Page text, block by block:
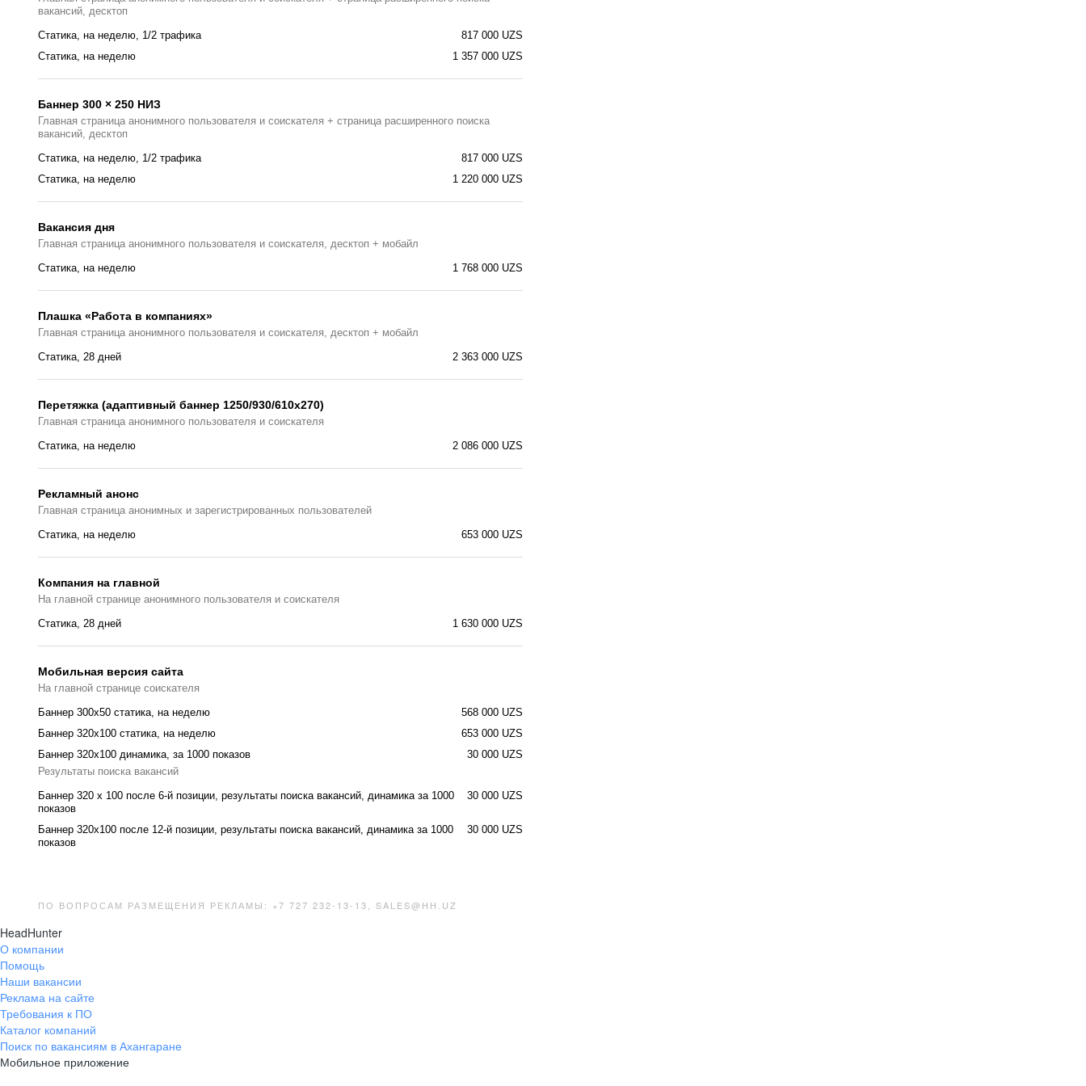
вакансий, десктоп
817 000 UZS
Статика, на неделю, 1/2 трафика
1 357 000 UZS
Статика, на неделю
Баннер 300 × 250 НИЗ
Главная страница анонимного пользователя и соискателя + страница расширенного поиска
вакансий, десктоп
817 000 UZS
Статика, на неделю, 1/2 трафика
1 220 000 UZS
Статика, на неделю
Вакансия дня
Главная страницa анонимного пользователя и соискателя, десктоп + мобайл
1 768 000 UZS
Статика, на неделю
Плашка «Работа в компаниях»
Главная страницa анонимного пользователя и соискателя, десктоп + мобайл
2 363 000 UZS
Статика, 28 дней
Перетяжка (адаптивный баннер 1250/930/610х270)
Главная страницa анонимного пользователя и соискателя
2 086 000 UZS
Статика, на неделю
Рекламный анонс
Главная страница анонимных и зарегистрированных пользователей
653 000 UZS
Статика, на неделю
Компания на главной
На главной странице анонимного пользователя и соискателя
1 630 000 UZS
Статика, 28 дней
Мобильная версия сайта
На главной странице соискателя
568 000 UZS
Баннер 300x50 статика, на неделю
653 000 UZS
Баннер 320x100 cтатика, на неделю
30 000 UZS
Баннер 320x100 динамика, за 1000 показов
Результаты поиска вакансий
30 000 UZS
Баннер 320 x 100 после 6-й позиции, результаты поиска вакансий, динамика за 1000
показов
30 000 UZS
Баннер 320x100 после 12-й позиции, результаты поиска вакансий, динамика за 1000
показов
ПО ВОПРОСАМ РАЗМЕЩЕНИЯ РЕКЛАМЫ: +7 727 232-13-13, SALES@HH.UZ
HeadHunter
О компании
Помощь
Наши вакансии
Реклама на сайте
Требования к ПО
Каталог компаний
Поиск по вакансиям в Ахангаране
Мобильное приложение